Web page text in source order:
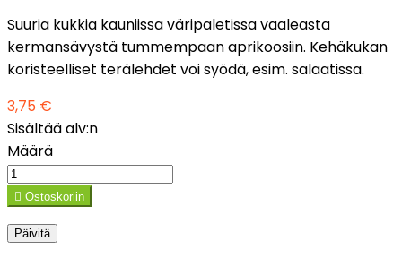
Suuria kukkia kauniissa väripaletissa vaaleasta
kermansävystä tummempaan aprikoosiin. Kehäkukan
koristeelliset terälehdet voi syödä, esim. salaatissa.
3,75 €
Sisältää alv:n
Määrä
 Ostoskoriin